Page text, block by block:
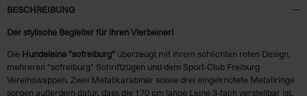
BESCHREIBUNG
Der stylische Begleiter für ihren Vierbeiner!
Die Hundeleine "scfreiburg" überzeugt mit ihrem schlichten roten Design,
mehreren "scfreiburg" Schriftzügen und dem Sport-Club Freiburg
Vereinswappen. Zwei Metallkarabiner sowie drei eingeknotete Metallringe
sorgen außerdem dafür, dass die 170 cm lange Leine 3-fach verstellbar ist.